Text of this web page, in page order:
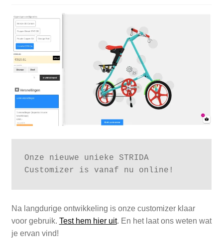
Zakelijk
Winkelwagen
SALE
Onze nieuwe unieke STRIDA
Customizer is vanaf nu online!
Na langdurige ontwikkeling is onze customizer klaar
voor gebruik. Test hem hier uit. En het laat ons weten wat
je ervan vind!